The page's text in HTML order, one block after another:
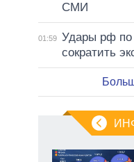
СМИ
01:59 Удары рф по
сократить